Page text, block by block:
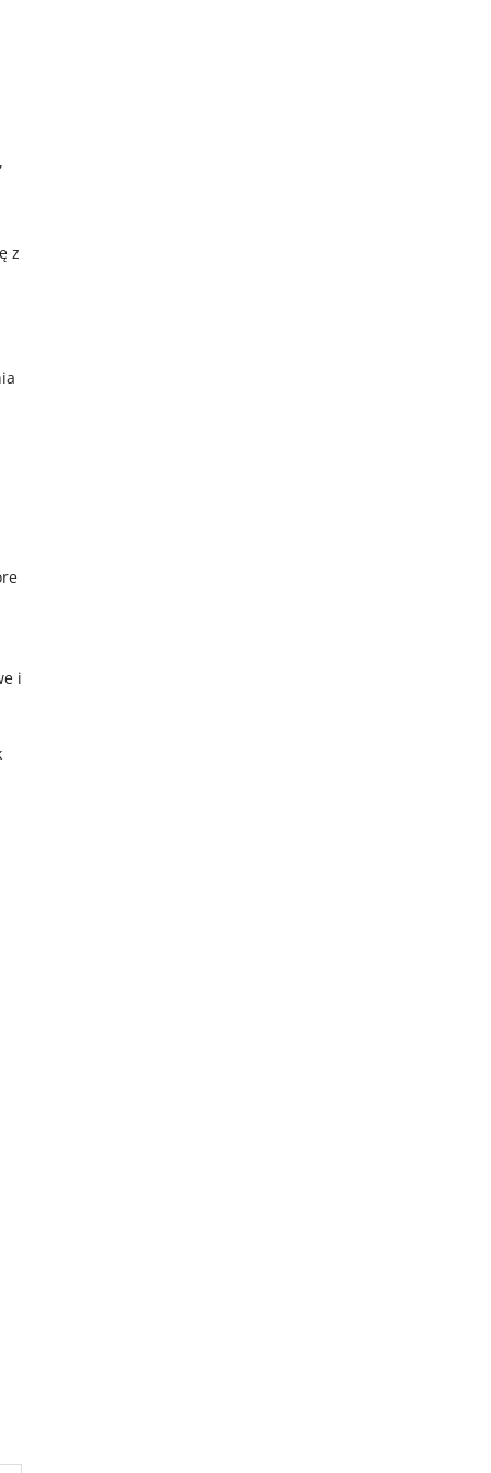
z
i